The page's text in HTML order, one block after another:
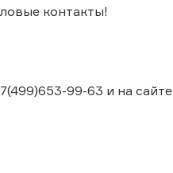
контакты!
99-63 и на сайте